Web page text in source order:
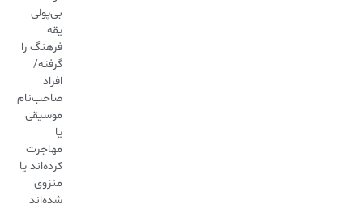
بی‌پولی
یقه
فرهنگ را
گرفته/
افراد
صاحب‌نام
موسیقی
یا
مهاجرت
کرده‌اند یا
منزوی
شده‌اند